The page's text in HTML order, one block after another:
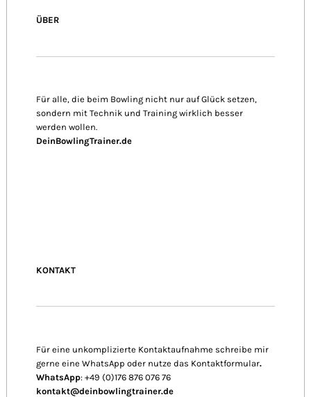
ÜBER
Für alle, die beim Bowling nicht nur auf Glück setzen,
sondern mit Technik und Training wirklich besser
werden wollen.
DeinBowlingTrainer.de
KONTAKT
Für eine unkomplizierte Kontaktaufnahme schreibe mir
gerne eine WhatsApp oder nutze das Kontaktformular.
WhatsApp: +49 (0)176 876 076 76
kontakt@deinbowlingtrainer.de